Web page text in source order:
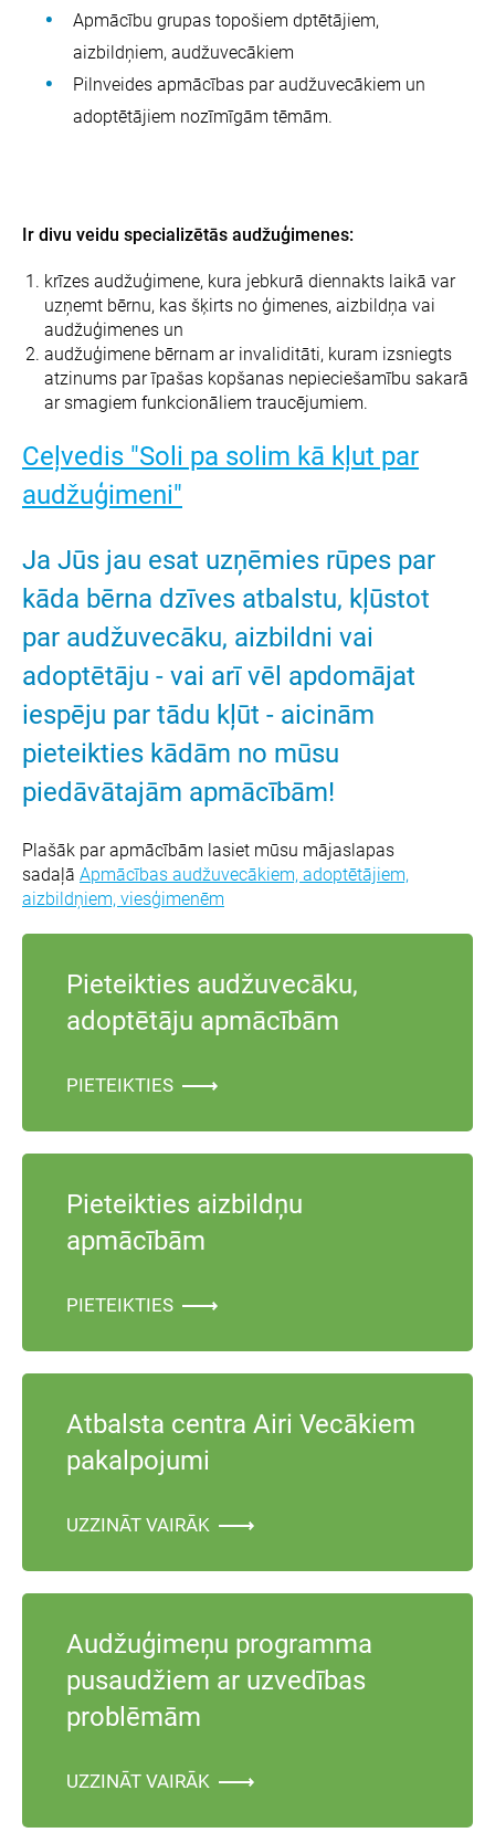
Apmācību grupas topošiem dptētājiem,
aizbildņiem, audžuvecākiem
Pilnveides apmācības par audžuvecākiem un
adoptētājiem nozīmīgām tēmām.
Ir divu veidu specializētās audžuģimenes:
krīzes audžuģimene, kura jebkurā diennakts laikā var
uzņemt bērnu, kas šķirts no ģimenes, aizbildņa vai
audžuģimenes un
audžuģimene bērnam ar invaliditāti, kuram izsniegts
atzinums par īpašas kopšanas nepieciešamību sakarā
ar smagiem funkcionāliem traucējumiem.
Ceļvedis "Soli pa solim kā kļut par
audžuģimeni"
Ja Jūs jau esat uzņēmies rūpes par
kāda bērna dzīves atbalstu, kļūstot
par audžuvecāku, aizbildni vai
adoptētāju - vai arī vēl apdomājat
iespēju par tādu kļūt - aicinām
pieteikties kādām no mūsu
piedāvātajām apmācībām!
Plašāk par apmācībām lasiet mūsu mājaslapas
sadaļā Apmācības audžuvecākiem, adoptētājiem,
aizbildņiem, viesģimenēm
Pieteikties audžuvecāku,
adoptētāju apmācībām
PIETEIKTIES
Pieteikties aizbildņu
apmācībām
PIETEIKTIES
Atbalsta centra Airi Vecākiem
pakalpojumi
UZZINĀT VAIRĀK
Audžuģimeņu programma
pusaudžiem ar uzvedības
problēmām
UZZINĀT VAIRĀK